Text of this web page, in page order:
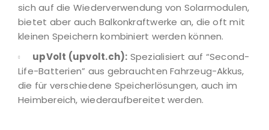
sich auf die Wiederverwendung von Solarmodulen,
bietet aber auch Balkonkraftwerke an, die oft mit
kleinen Speichern kombiniert werden können.
upVolt (upvolt.ch): Spezialisiert auf “Second-
Life-Batterien” aus gebrauchten Fahrzeug-Akkus,
die für verschiedene Speicherlösungen, auch im
Heimbereich, wiederaufbereitet werden.